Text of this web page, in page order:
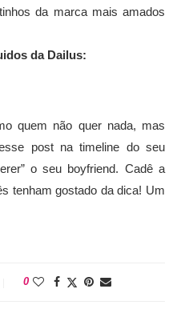
da marca mais amados
da Dailus:
quem não quer nada, mas
post na timeline do seu
o seu boyfriend. Cadê a
tenham gostado da dica! Um
0